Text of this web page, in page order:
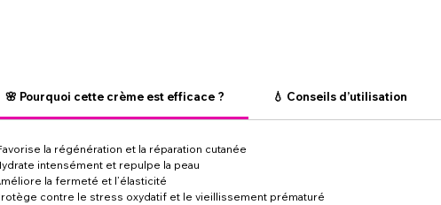
🌸 Pourquoi cette crème est efficace ? 💧 Conseils d’utilisation
la régénération et la réparation cutanée
intensément et repulpe la peau
la fermeté et l’élasticité
contre le stress oxydatif et le vieillissement prématuré